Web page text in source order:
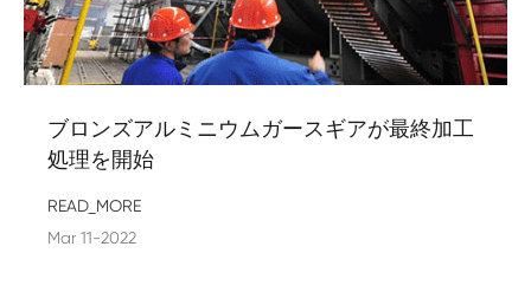
ブロンズアルミニウムガースギアが最終加工
処理を開始
READ_MORE
Mar 11-2022